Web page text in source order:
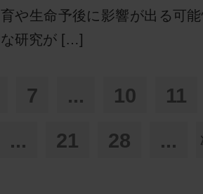
育や生命予後に影響が出る可
な研究が […]
7 ... 10
11
...
21 28 ...